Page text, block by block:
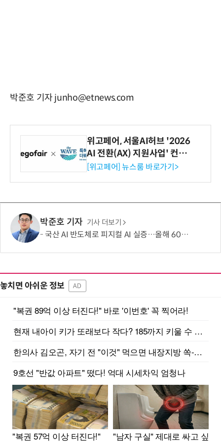
박준호 기자 junho@etnews.com
위고페어, 서울AI허브 '2026
AI 전환(AX) 지원사업' 컨소
시엄 선정
[위고페어] 뉴스룸 바로가기>
박준호 기자 기사 더보기
국산 AI 반도체로 피지컬 AI 실증…올해 600억 투입
놓치면 아쉬운 정보 AD